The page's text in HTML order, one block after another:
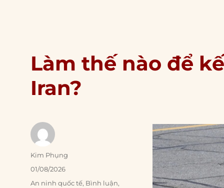
Làm thế nào để
Iran?
Author
Kim Phụng
Posted
01/08/2026
Categories
An ninh quốc tế, Bình luận,